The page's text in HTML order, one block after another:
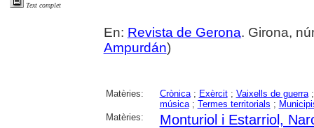
Text complet
En: Revista de Gerona. Girona,
Ampurdán)
Matèries: Crònica; Exèrcit; Vaixells de guerra
música; Termes territorials ;
Matèries:
Monturiol i Estarriol,